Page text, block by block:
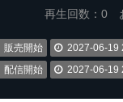
再生回数： 0
販売開始 2027-06-19
配信開始 2027-06-19